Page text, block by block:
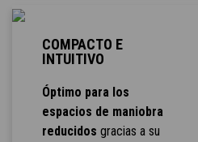
COMPACTO E
INTUITIVO
Óptimo para los
espacios de maniobra
reducidos gracias a su